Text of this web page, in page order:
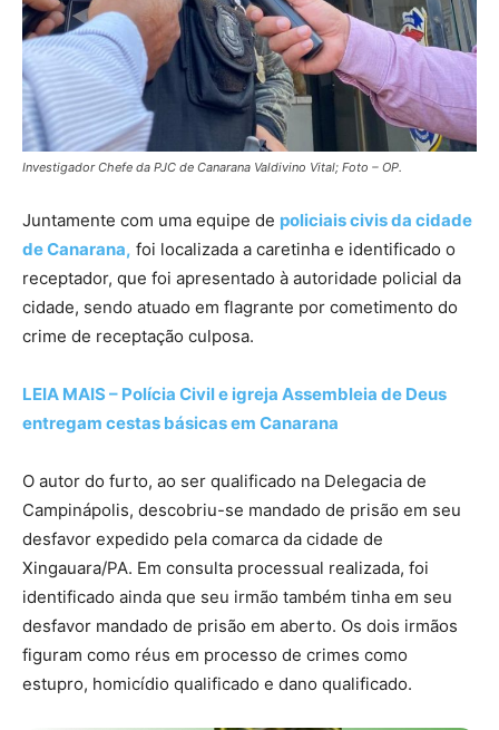
Investigador Chefe da PJC de Canarana Valdivino Vital; Foto – OP.
Juntamente com uma equipe de policiais civis da cidade
de Canarana, foi localizada a caretinha e identificado o
receptador, que foi apresentado à autoridade policial da
cidade, sendo atuado em flagrante por cometimento do
crime de receptação culposa.
LEIA MAIS – Polícia Civil e igreja Assembleia de Deus
entregam cestas básicas em Canarana
O autor do furto, ao ser qualificado na Delegacia de
Campinápolis, descobriu-se mandado de prisão em seu
desfavor expedido pela comarca da cidade de
Xingauara/PA. Em consulta processual realizada, foi
identificado ainda que seu irmão também tinha em seu
desfavor mandado de prisão em aberto. Os dois irmãos
figuram como réus em processo de crimes como
estupro, homicídio qualificado e dano qualificado.